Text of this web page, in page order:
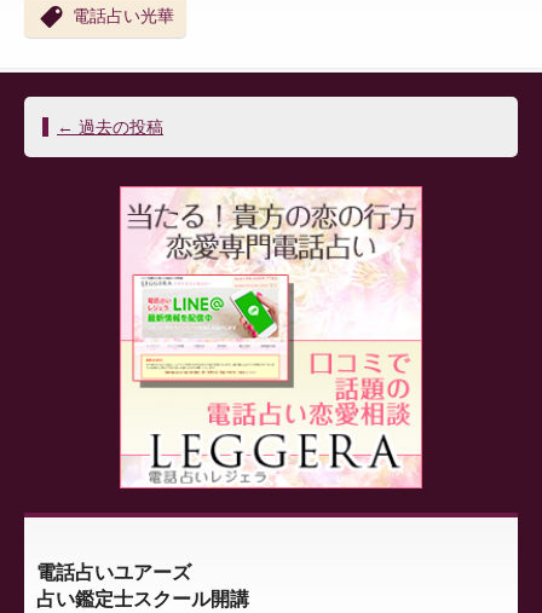
電話占い光華
投 ← 過去の投稿
電話占いユアーズ
占い鑑定士スクール開講